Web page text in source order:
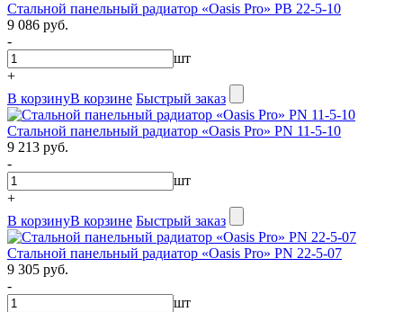
Стальной панельный радиатор «Oasis Pro» PB 22-5-10
9 086 руб.
-
шт
+
В корзинуВ корзине Быстрый заказ
Стальной панельный радиатор «Oasis Pro» PN 11-5-10
9 213 руб.
-
шт
+
В корзинуВ корзине Быстрый заказ
Стальной панельный радиатор «Oasis Pro» PN 22-5-07
9 305 руб.
-
шт